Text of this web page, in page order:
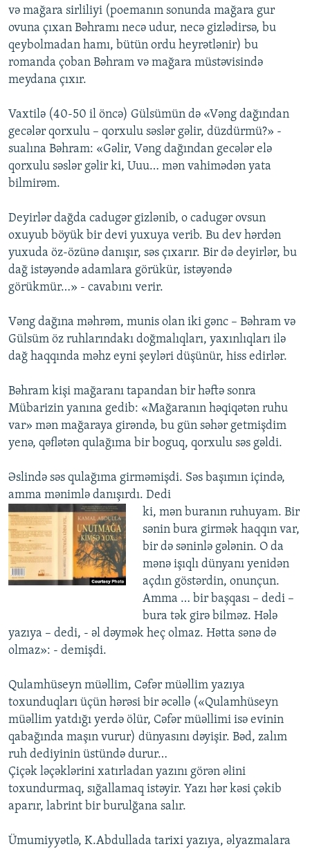
və mağara sirliliyi (poemanın sonunda mağara gur
ovuna çıxan Bəhramı necə udur, necə gizlədirsə, bu
qeybolmadan hamı, bütün ordu heyrətlənir) bu
romanda çoban Bəhram və mağara müstəvisində
meydana çıxır.
Vaxtilə (40-50 il öncə) Gülsümün də «Vəng dağından
gecələr qorxulu – qorxulu səslər gəlir, düzdürmü?» -
sualına Bəhram: «Gəlir, Vəng dağından gecələr elə
qorxulu səslər gəlir ki, Uuu… mən vahimədən yata
bilmirəm.
Deyirlər dağda cadugər gizlənib, o cadugər ovsun
oxuyub böyük bir devi yuxuya verib. Bu dev hərdən
yuxuda öz-özünə danışır, səs çıxarır. Bir də deyirlər, bu
dağ istəyəndə adamlara görükür, istəyəndə
görükmür…» - cavabını verir.
Vəng dağına məhrəm, munis olan iki gənc – Bəhram və
Gülsüm öz ruhlarındakı doğmalıqları, yaxınlıqları ilə
dağ haqqında məhz eyni şeyləri düşünür, hiss edirlər.
Bəhram kişi mağaranı tapandan bir həftə sonra
Mübarizin yanına gedib: «Mağaranın həqiqətən ruhu
var» mən mağaraya girəndə, bu gün səhər getmişdim
yenə, qəflətən qulağıma bir boguq, qorxulu səs gəldi.
Əslində səs qulağıma girməmişdi. Səs başımın içində,
amma mənimlə danışırdı. Dedi
ki, mən buranın ruhuyam. Bir
sənin bura girmək haqqın var,
bir də səninlə gələnin. O da
mənə işıqlı dünyanı yenidən
açdın göstərdin, onunçun.
Amma … bir başqası – dedi –
bura tək girə bilməz. Hələ
yazıya – dedi, - əl dəymək heç olmaz. Hətta sənə də
olmaz»: - demişdi.
Qulamhüseyn müəllim, Cəfər müəllim yazıya
toxunduqları üçün hərəsi bir əcəllə («Qulamhüseyn
müəllim yatdığı yerdə ölür, Cəfər müəllimi isə evinin
qabağında maşın vurur) dünyasını dəyişir. Bəd, zalım
ruh dediyinin üstündə durur…
Çiçək ləçəklərini xatırladan yazını görən əlini
toxundurmaq, sığallamaq istəyir. Yazı hər kəsi çəkib
aparır, labrint bir burulğana salır.
Ümumiyyətlə, K.Abdullada tarixi yazıya, əlyazmalara